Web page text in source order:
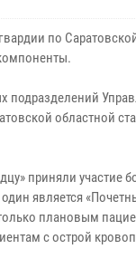
по
подразделений
областной
приняли участие
является
плановым
с острой